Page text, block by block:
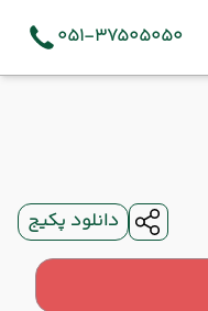
051-37505050
دانلود پکیج